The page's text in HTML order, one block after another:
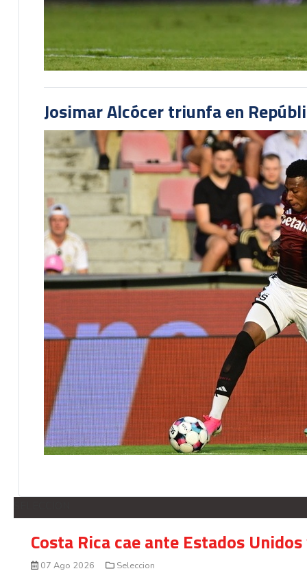
Josimar Alcócer triunfa en
Costa Rica cae ante Estados
07 Ago 2026 Seleccion